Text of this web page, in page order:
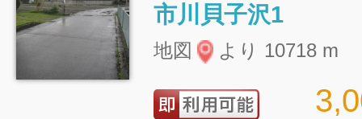
市川貝子沢1
地図 より 10718 m